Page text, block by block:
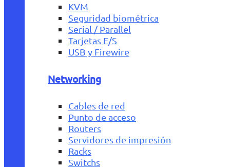
KVM
Seguridad biométrica
Serial / Parallel
Tarjetas E/S
USB y Firewire
Networking
Cables de red
Punto de acceso
Routers
Servidores de impresión
Racks
Switchs